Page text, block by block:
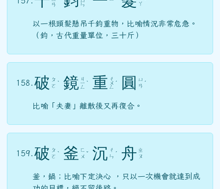
ㄢ ㄣ
ㄚ
以一根頭髮懸吊千鈞重物，比喻情況非常危急。
（鈞，古代重量單位，三十斤）
158. 破 ㄆ
ㄛ ˋ 鏡 ㄐ
ㄧ
ㄥ
ˋ 重 ㄔ
ㄨ
ㄥ
ˊ 圓
ㄩ
ㄢ ˊ
比喻「夫妻」離散後又再復合。
159. 破 ㄆ
ㄛ ˋ 釜 ㄈ
ㄨ ˇ 沉 ㄔ
ㄣ ˊ 舟 ㄓ
ㄡ
釜，鍋；比喻下定決心 ，只以一次機會就達到成